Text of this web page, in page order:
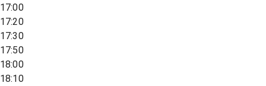
17:00
17:20
17:30
17:50
18:00
18:10